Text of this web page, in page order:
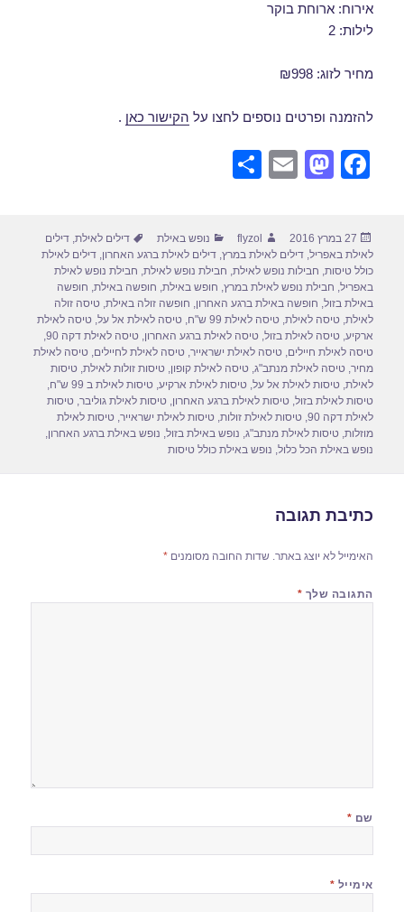
אירוח: ארוחת בוקר
לילות: 2
מחיר לזוג: ₪998
להזמנה ופרטים נוספים לחצו על הקישור כאן .
F
e
b
o
o
k
M
o
d
o
n
E
e
פורסם
בתאריך
27 במרץ 2016 מחבר
flyzol קטגוריות
נופש באילת תגיות
דילים לאילת,דילים
לאילת באפריל,דילים לאילת במרץ,דילים לאילת ברגע האחרון,דילים לאילת
כולל טיסות, חבילות נופש לאילת, חבילת נופש לאילת, חבילת נופש לאילת
באפריל, חבילת נופש לאילת במרץ, חופש באילת, חופשה באילת, חופשה
באילת בזול, חופשה באילת ברגע האחרון, חופשה זולה באילת,טיסה זולה
לאילת,טיסה לאילת,טיסה לאילת 99 ש"ח ,טיסה לאילת אל על,טיסה לאילת
ארקיע,טיסה לאילת בזול,טיסה לאילת ברגע האחרון,טיסה לאילת דקה 90
,
טיסה לאילת חיילים,טיסה לאילת ישראייר,טיסה לאילת לחיילים,טיסה לאילת
מחיר,טיסה לאילת מנתב"ג,טיסה לאילת קופון,טיסות זולות לאילת,טיסות
לאילת,טיסות לאילת אל על,טיסות לאילת ארקיע,טיסות לאילת ב 99 ש"ח
,
טיסות לאילת בזול,טיסות לאילת ברגע האחרון,טיסות לאילת גוליבר,טיסות
לאילת דקה 90
,טיסות לאילת זולות,טיסות לאילת ישראייר,טיסות לאילת
מוזלות,טיסות לאילת מנתב"ג, נופש באילת בזול, נופש באילת ברגע האחרון,
נופש באילת הכל כלול, נופש באילת כולל טיסות
כתיבת תגובה
האימייל לא יוצג באתר. שדות החובה מסומנים*
התגובה שלך *
שם *
אימייל *